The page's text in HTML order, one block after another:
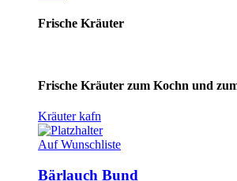
Frische Kräuter
Frische Kräuter zum Kochn und
Kräuter kafn
Auf Wunschliste
Bärlauch Bund